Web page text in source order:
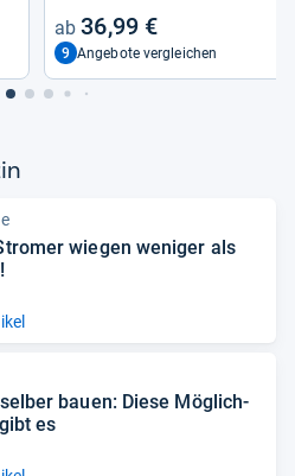
36,99 €
9 Angebote vergleichen
wie­gen weni­ger als
sel­ber bauen: Diese Mög­lich­
es